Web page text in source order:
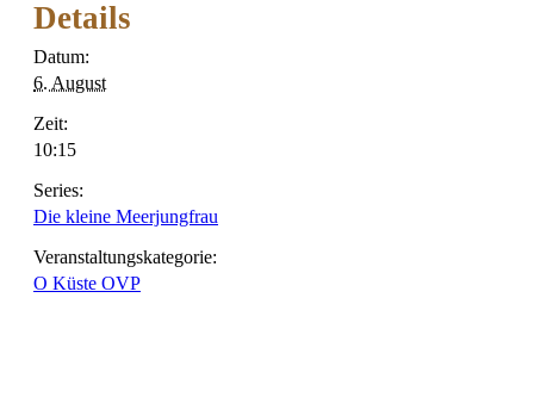
Details
Datum:
6. August
Zeit:
10:15
Series:
Die kleine Meerjungfrau
Veranstaltungskategorie:
O Küste OVP